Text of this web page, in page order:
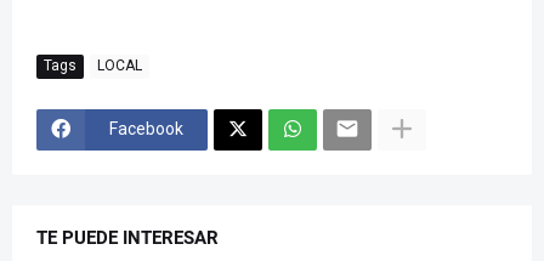
Tags LOCAL
Facebook
TE PUEDE INTERESAR